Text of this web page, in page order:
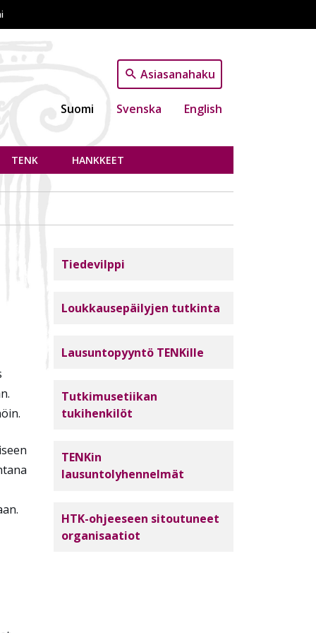
Asiasanahaku
Suomi Svenska English
TENK HANKKEET
Tiedevilppi
Loukkausepäilyjen tutkinta
Lausuntopyyntö TENKille
Tutkimusetiikan
tukihenkilöt
TENKin
lausuntolyhennelmät
HTK-ohjeeseen sitoutuneet
organisaatiot